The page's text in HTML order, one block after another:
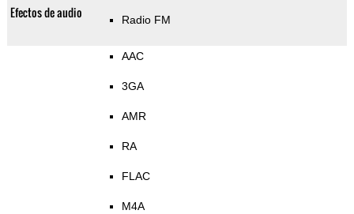
Efectos de audio Radio FM
AAC
3GA
AMR
RA
FLAC
M4A